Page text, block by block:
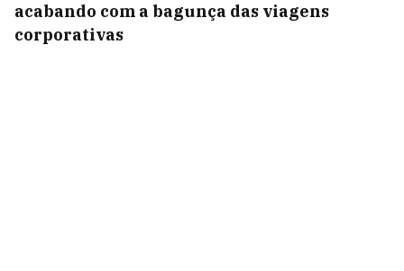
acabando com a bagunça das viagens
corporativas